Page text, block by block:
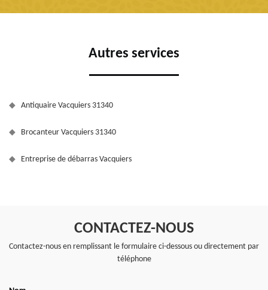
Autres services
Antiquaire Vacquiers 31340
Brocanteur Vacquiers 31340
Entreprise de débarras Vacquiers
CONTACTEZ-NOUS
Contactez-nous en remplissant le formulaire ci-dessous ou directement par
téléphone